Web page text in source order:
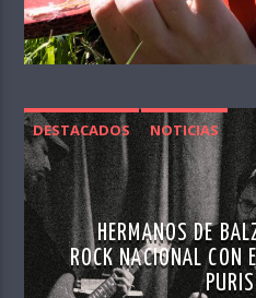
DESTACADOS NOTICIAS
HERMANOS DE
ROCK NACIONAL CON